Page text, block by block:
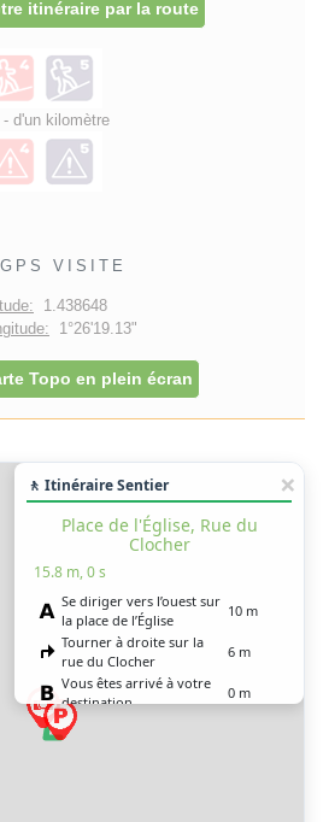
itinéraire par la route
- d'un kilomètre
VISITE
1.438648
1°26'19.13"
Topo en plein écran
🚶 Itinéraire Sentier
Place de l'Église, Rue du
Clocher
15.8 m, 0 s
Se diriger vers l’ouest sur
la place de l’Église
10 m
Tourner à droite sur la
rue du Clocher
6 m
Vous êtes arrivé à votre
destination
0 m